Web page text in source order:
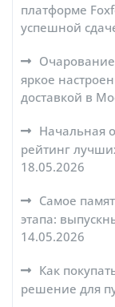
платформе
успешной
яркое
доставкой в
Начальная
рейтинг
18.05.2026
Самое
этапа:
14.05.2026
Как
решение для